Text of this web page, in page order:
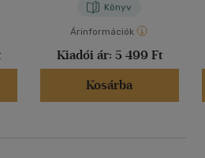
Könyv
Árinformációk
Kiadói ár: 5 499 Ft
Kosárba